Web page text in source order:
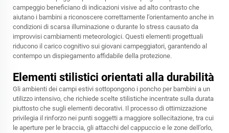
campeggio beneficiano di indicazioni visive ad alto contrasto che
aiutano i bambini a riconoscere correttamente l’orientamento anche in
condizioni di scarsa illuminazione o durante lo stress causato da
improvvisi cambiamenti meteorologici. Questi elementi progettuali
riducono il carico cognitivo sui giovani campeggiatori, garantendo al
contempo un dispiegamento affidabile della protezione.
Elementi stilistici orientati alla durabilità
Gli ambienti dei campi estivi sottopongono i poncho per bambini a un
utilizzo intensivo, che richiede scelte stilistiche incentrate sulla durata
piuttosto che sugli elementi decorativi. Il processo di ottimizzazione
privilegia il rinforzo nei punti soggetti a maggiore sollecitazione, tra cui
le aperture per le braccia, gli attacchi del cappuccio e le zone dell’orlo,